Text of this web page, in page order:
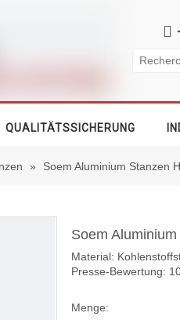

QUALITÄTSSICHERUNG
» Soem Aluminium Stanzen
Soem
Material:
Presse-Bewertung:
Menge: